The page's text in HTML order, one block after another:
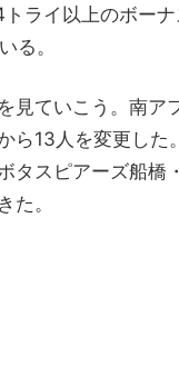
ライ以上のボー
る。
見ていこう。南
ら13人を変更し
タスピアーズ船
た。